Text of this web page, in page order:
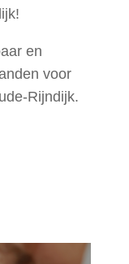
en
voor
Rijndijk.